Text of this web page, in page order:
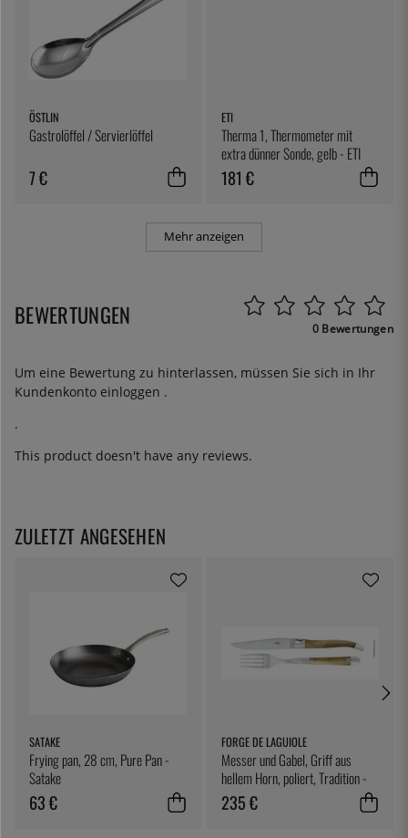
ÖSTLIN
Gastrolöffel / Servierlöffel
7 €
ETI
Therma 1, Thermometer mit
extra dünner Sonde, gelb - ETI
181 €
Mehr anzeigen
BEWERTUNGEN 0 Bewertungen
Um eine Bewertung zu hinterlassen, müssen Sie sich in Ihr
Kundenkonto einloggen .
.
This product doesn't have any reviews.
ZULETZT ANGESEHEN
SATAKE
Frying pan, 28 cm, Pure Pan -
Satake
63 €
FORGE DE LAGUIOLE
Messer und Gabel, Griff aus
hellem Horn, poliert, Tradition -
Forge de Laguiole
235 €